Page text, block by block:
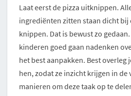
Laat eerst de pizza uitknippen.
ingrediënten zitten staan dicht bij
knippen. Dat is bewust zo
kinderen goed gaan nadenken
het best aanpakken. Best overleg
hen, zodat ze inzicht krijgen in de
manieren om deze taak op te